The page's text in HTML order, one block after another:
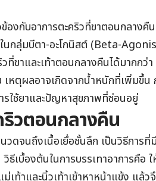
องกับอาการตะคริวที่ขาตอนกลางคื
นกลุ่มบีตา-อะโกนิสต์ (Beta-
ขาและเท้าตอนกลางคืนได้มากกว่า
หตุผลอาจเกิดจากน้ำหนักที่เพิ่มขึ้น
รใช้ยาและปัญหาสุขภาพที่ซ่อนอยู่
ริวตอนกลางคืน
ดจนถึงเนื้อเยื่อชั้นลึก เป็นวิธีการที่
เบื้องต้นในการบรรเทาอาการคือ
ม่เท้าและนิ้วเท้าเข้าหาหน้าแข้ง แล้